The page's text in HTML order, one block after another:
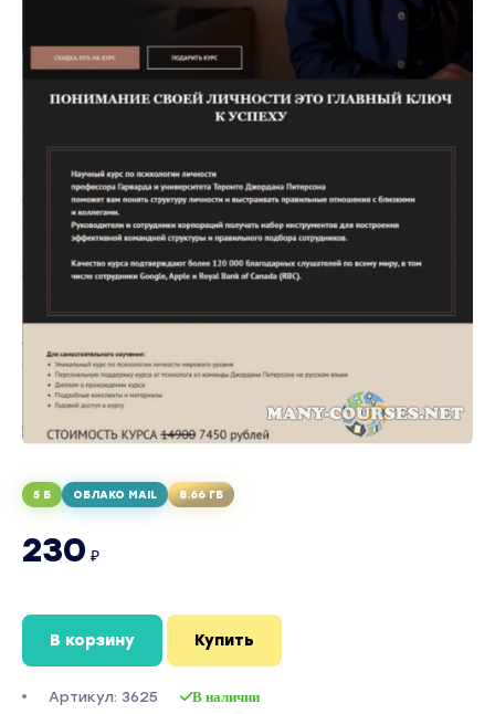
5 Б ОБЛАКО MAIL 8.66 ГБ
230 ₽
В корзину Купить
Артикул: 3625 В наличии